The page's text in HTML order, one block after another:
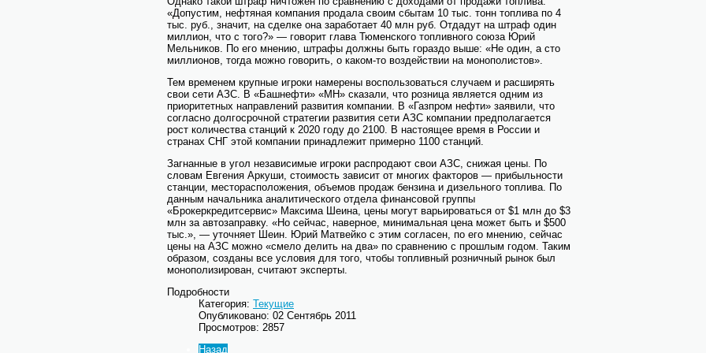
«Допустим, нефтяная компания продала своим сбытам 10 тыс. тонн топлива по 4
тыс. руб., значит, на сделке она заработает 40 млн руб. Отдадут на штраф один
миллион, что с того?» — говорит глава Тюменского топливного союза Юрий
Мельников. По его мнению, штрафы должны быть гораздо выше: «Не один, а сто
миллионов, тогда можно говорить, о каком-то воздействии на монополистов».
Тем временем крупные игроки намерены воспользоваться случаем и расширять
свои сети АЗС. В «Башнефти» «МН» сказали, что розница является одним из
приоритетных направлений развития компании. В «Газпром нефти» заявили, что
согласно долгосрочной стратегии развития сети АЗС компании предполагается
рост количества станций к 2020 году до 2100. В настоящее время в России и
странах СНГ этой компании принадлежит примерно 1100 станций.
Загнанные в угол независимые игроки распродают свои АЗС, снижая цены. По
словам Евгения Аркуши, стоимость зависит от многих факторов — прибыльности
станции, месторасположения, объемов продаж бензина и дизельного топлива. По
данным начальника аналитического отдела финансовой группы
«Брокеркредитсервис» Максима Шеина, цены могут варьироваться от $1 млн до $3
млн за автозаправку. «Но сейчас, наверное, минимальная цена может быть и $500
тыс.», — уточняет Шеин. Юрий Матвейко с этим согласен, по его мнению, сейчас
цены на АЗС можно «смело делить на два» по сравнению с прошлым годом. Таким
образом, созданы все условия для того, чтобы топливный розничный рынок был
монополизирован, считают эксперты.
Подробности
Категория: Текущие
Опубликовано: 02 Сентябрь 2011
Просмотров: 2857
Назад